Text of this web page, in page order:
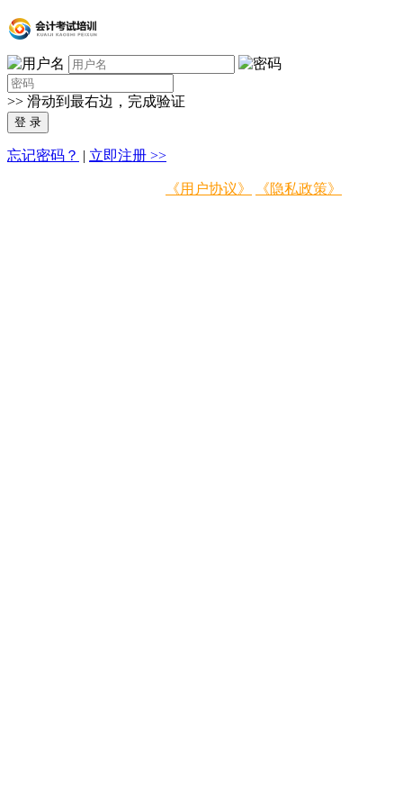
>> 滑动到最右边，完成验证
忘记密码？ | 立即注册 >>
《用户协议》 《隐私政策》